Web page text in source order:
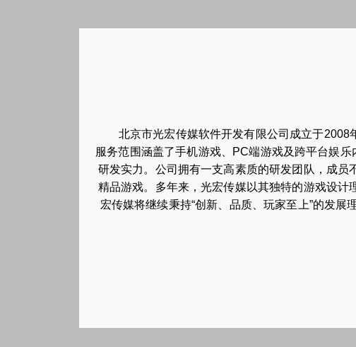
北京市光宏传媒软件开发有限公司成立于
服务范围涵盖了手机游戏、PC端游戏及跨平台娱
研发实力。公司拥有一支高素质的研发团队，成
精品游戏。多年来，光宏传媒以其独特的游戏设
宏传媒将继续秉持“创新、品质、玩家至上”的发